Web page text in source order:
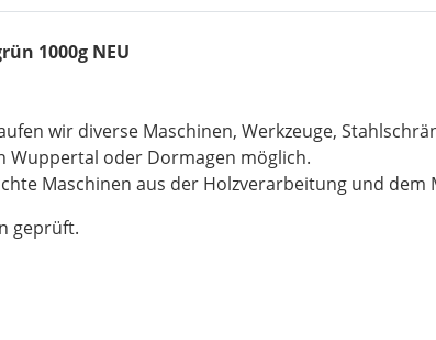
1000g NEU
wir diverse Maschinen, Werkzeuge,
Wuppertal oder Dormagen möglich.
Maschinen aus der Holzverarbeitung und dem
geprüft.